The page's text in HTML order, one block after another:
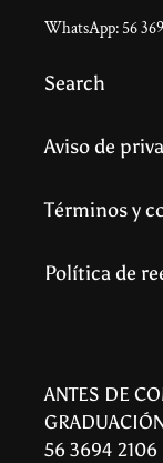
WhatsApp: 56
Search
Aviso de
Términos y
Política de
ANTES DE
56 3694 2106